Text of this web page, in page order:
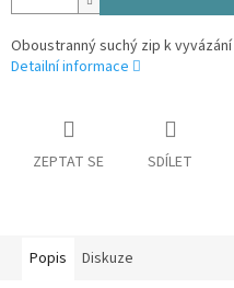
Oboustranný suchý zip k
Detailní informace
ZEPTAT SE SDÍLET
Popis Diskuze